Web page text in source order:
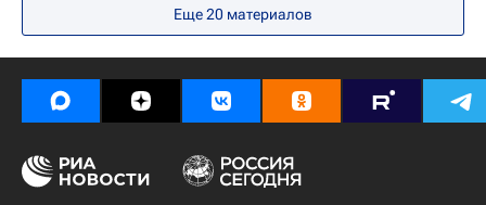
Распространение коронавируса
Коронавирус COVID-19
Россия
Еще 20 материалов